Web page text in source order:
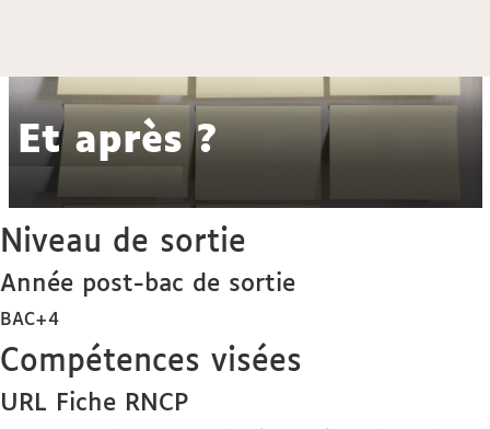
Et après ?
Niveau de sortie
Année post-bac de sortie
BAC+4
Compétences visées
URL Fiche RNCP